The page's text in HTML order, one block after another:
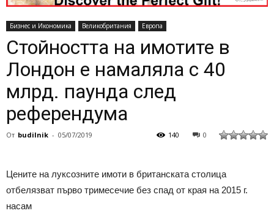
Бизнес и Икономика Великобритания Европа
Стойността на имотите в
Лондон е намаляла с 40
млрд. паунда след
референдума
От budilnik - 05/07/2019 0
140
Цените на луксозните имоти в британската столица
отбелязват първо тримесечие без спад от края на 2015 г.
насам